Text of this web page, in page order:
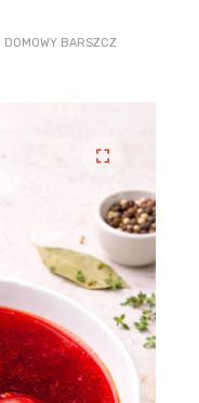
DOMOWY BARSZCZ
🔍